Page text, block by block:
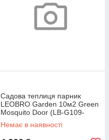
Садова теплиця парник
LEOBRO Garden 10м2 Green
Mosquito Door (LB-G109-
GRN)
Немає в наявності